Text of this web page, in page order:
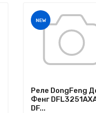
NEW
Реле DongFeng
Фенг
DF...